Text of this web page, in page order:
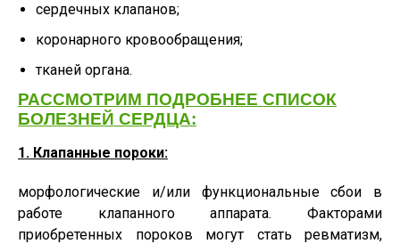
сердечных клапанов;
коронарного кровообращения;
тканей органа.
РАССМОТРИМ ПОДРОБНЕЕ СПИСОК
БОЛЕЗНЕЙ СЕРДЦА:
1. Клапанные пороки:
морфологические и/или функциональные сбои в
работе клапанного аппарата. Факторами
приобретенных пороков могут стать ревматизм,